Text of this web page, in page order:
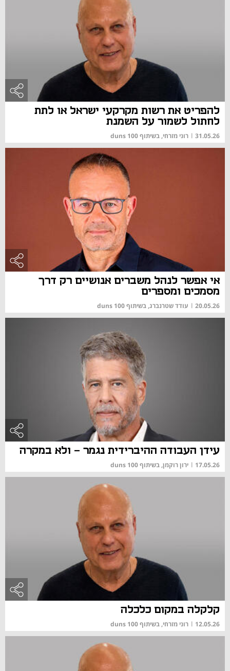
להפריט את רשות מקרקעי ישראל או לתת
לחתול לשמור על השמנת
31.05.26
| רוני מזרחי, בשיתוף duns 100
אי אפשר לנהל משברים אנושיים רק דרך
מסמכים ומספרים
20.05.26
| עודד שטרנברג, בשיתוף duns 100
עידן העבודה ההיברידית נגמר - ולא במקרה
17.05.26
| ירון רוקמן, בשיתוף duns 100
קלקלה במקום כלכלה
12.05.26
| רוני מזרחי, בשיתוף duns 100